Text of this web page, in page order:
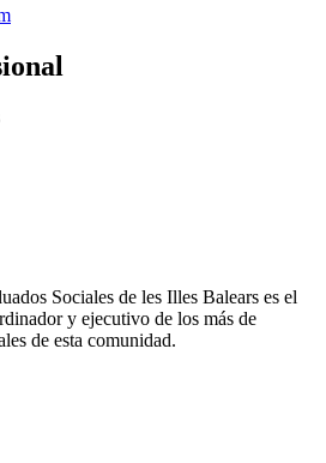
Sociales de les Illes Balears es el
y ejecutivo de los más de
de esta comunidad.